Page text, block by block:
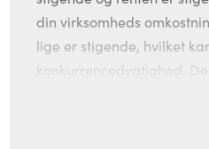
din virksomheds
lige er stigende, hvilket
konkurrencedygtighed. Der